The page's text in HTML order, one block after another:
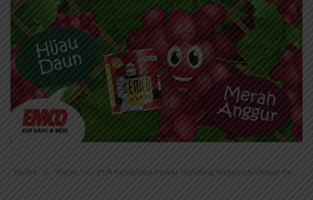
Home » Ekbis » PLN Nusantara Power Gandeng Mitsubishi Power Perkuat Fleksibilitas Pembangkit Termal